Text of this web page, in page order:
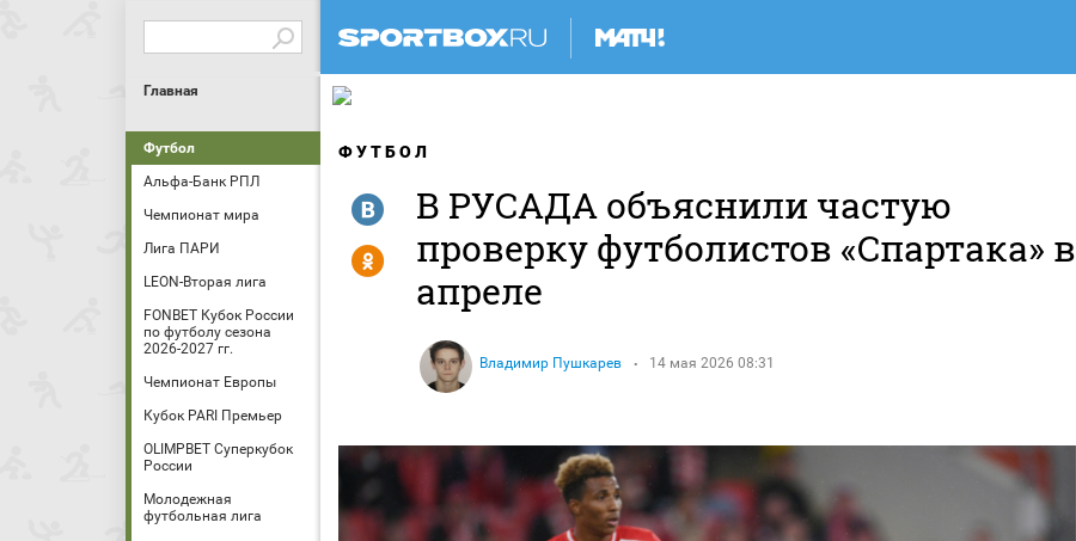
Главная
Футбол
Альфа-Банк РПЛ
Чемпионат мира
Лига ПАРИ
LEON-Вторая лига
FONBET Кубок России
по футболу сезона
2026-2027 гг.
Чемпионат Европы
Кубок PARI Премьер
OLIMPBET Суперкубок
России
Молодежная
футбольная лига
ФУТБОЛ
В РУСАДА объяснили частую
проверку футболистов «Спартака» в
апреле
Владимир Пушкарев 14 мая 2026 08:31
R
Y